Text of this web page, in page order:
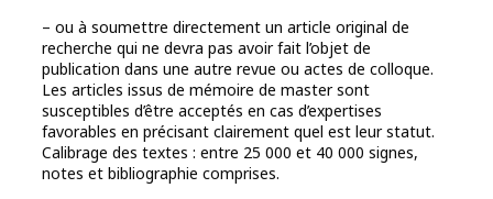
– ou à soumettre directement un article original de
recherche qui ne devra pas avoir fait l’objet de
publication dans une autre revue ou actes de colloque.
Les articles issus de mémoire de master sont
susceptibles d’être acceptés en cas d’expertises
favorables en précisant clairement quel est leur statut.
Calibrage des textes : entre 25 000 et 40 000 signes,
notes et bibliographie comprises.